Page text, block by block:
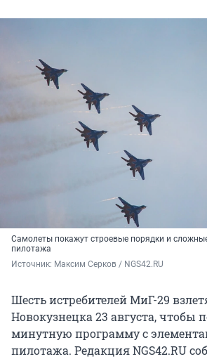
Самолеты покажут строевые порядки и
пилотажа
Источник: Максим Серков / NGS42.RU
Шесть истребителей МиГ-29
Новокузнецка 23 августа, чтобы
минутную программу с
пилотажа. Редакция NGS42.RU